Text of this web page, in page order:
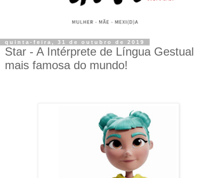
quinta-feira, 31 de outubro de 2019
Star - A Intérprete de Língua Gestual
mais famosa do mundo!